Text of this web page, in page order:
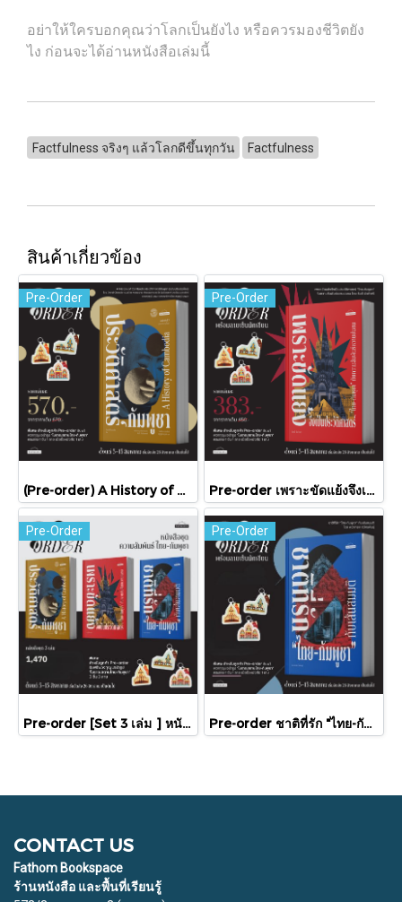
อย่าให้ใครบอกคุณว่าโลกเป็นยังไง หรือควรมองชีวิตยัง
ไง ก่อนจะได้อ่านหนังสือเล่มนี้
Factfulness จริงๆ แล้วโลกดีขึ้นทุกวัน Factfulness
สินค้าเกี่ยวข้อง
Pre-Order
(Pre-order) A History of Cambodia ประวัติศาสตร์กัมพูชา (ฉบับปรับปรุงใหม่) / David Chandler / มติชน
Pre-Order
Pre-order เพราะขัดแย้งจึงเป็นประวัติศาสตร์ "ไทย-กัมพูชา" กับความสัมพันธ์หวานปนขม / มติชน
Pre-Order
Pre-order [Set 3 เล่ม ] หนังสือชุดความสัมพันธ์ "ไทย-กัมพูชา" / มติชน
Pre-Order
Pre-order ชาติที่รัก "ไทย-กัมพูชา" กับเส้นสมมติ / พวงทอง ภวัครพันธุ์ / มติชน
CONTACT US
Fathom Bookspace
ร้านหนังสือ และพื้นที่เรียนรู้